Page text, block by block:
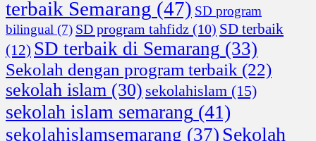
terbaik Semarang (47) SD program
bilingual (7) SD program tahfidz (10) SD terbaik
(12) SD terbaik di Semarang (33)
Sekolah dengan program terbaik (22)
sekolah islam (30) sekolahislam (15)
sekolah islam semarang (41)
sekolahislamsemarang (37) Sekolah